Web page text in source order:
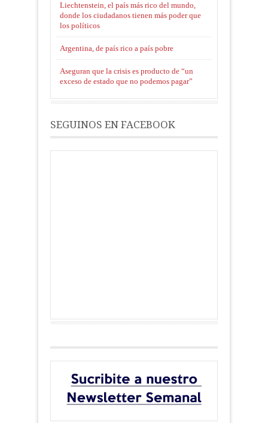
Liechtenstein, el país más rico del mundo,
donde los ciudadanos tienen más poder que
los políticos
Argentina, de país rico a país pobre
Aseguran que la crisis es producto de “un
exceso de estado que no podemos pagar”
SEGUINOS EN FACEBOOK